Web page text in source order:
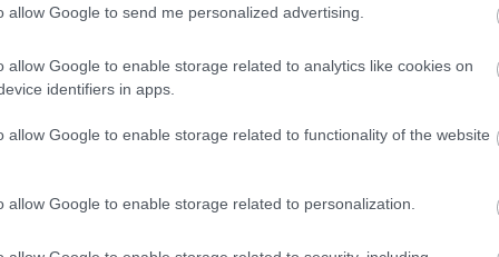
allow Google to send me personalized advertising.
allow Google to enable storage related to analytics like cookies on
identifiers in apps.
allow Google to enable storage related to functionality of the website
allow Google to enable storage related to personalization.
Symonds pedig azt is kizárta,
néhány évig, elvégre több szereplő nem
nem tudja megtenni. Mi a Cadillacnél olyan
motor férjen bele. Azt gyanítjuk, a 2025-
kapcsán amúgy a Mercedes F1-es
hogy ők például így nem tudnák